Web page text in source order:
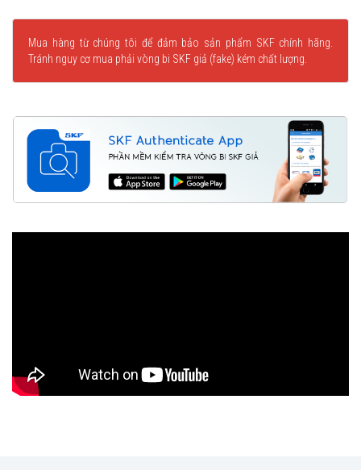
Mua hàng từ chúng tôi để đảm bảo sản phẩm SKF chính hãng.
Tránh nguy cơ mua phải vòng bi SKF giả (fake) kém chất lượng.